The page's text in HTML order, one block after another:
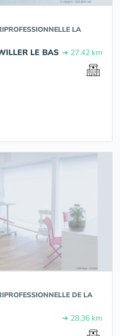
LA
LE BAS ➔ 27.42 km
DE LA
➔ 28.36 km